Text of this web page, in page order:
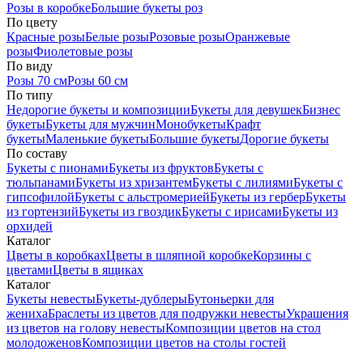
Розы в коробкеБольшие букеты роз
По цвету
Красные розыБелые розыРозовые розыОранжевые
розыФиолетовые розы
По виду
Розы 70 смРозы 60 см
По типу
Недорогие букеты и композицииБукеты для девушекБизнес
букетыБукеты для мужчинМонобукетыКрафт
букетыМаленькие букетыБольшие букетыДорогие букеты
По составу
Букеты с пионамиБукеты из фруктовБукеты с
тюльпанамиБукеты из хризантемБукеты с лилиямиБукеты с
гипсофилойБукеты с альстромериейБукеты из герберБукеты
из гортензийБукеты из гвоздикБукеты с ирисамиБукеты из
орхидей
Каталог
Цветы в коробкахЦветы в шляпной коробкеКорзины с
цветамиЦветы в ящиках
Каталог
Букеты невестыБукеты-дублерыБутоньерки для
женихаБраслеты из цветов для подружки невестыУкрашения
из цветов на голову невестыКомпозиции цветов на стол
молодоженовКомпозиции цветов на столы гостей